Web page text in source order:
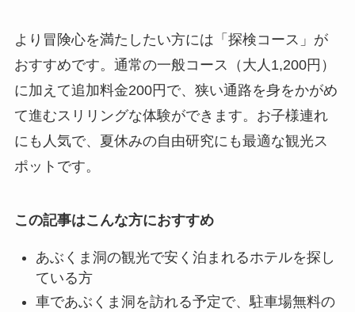
より冒険心を満たしたい方には「探検コース」が
おすすめです。通常の一般コース（大人1,200円）
に加えて追加料金200円で、狭い通路を身をかがめ
て進むスリリングな体験ができます。お子様連れ
にも人気で、夏休みの自由研究にも最適な観光ス
ポットです。
この記事はこんな方におすすめ
あぶくま洞の観光で安く泊まれるホテルを探し
ている方
車であぶくま洞を訪れる予定で、駐車場無料の